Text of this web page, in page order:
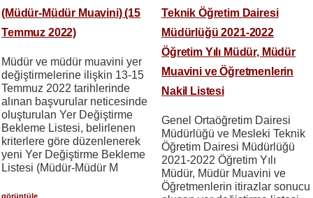
(Müdür-Müdür Muavini) (15
Temmuz 2022)
Müdür ve müdür muavini yer
değiştirmelerine ilişkin 13-15
Temmuz 2022 tarihlerinde
alınan başvurular neticesinde
oluşturulan Yer Değiştirme
Bekleme Listesi, belirlenen
kriterlere göre düzenlenerek
yeni Yer Değiştirme Bekleme
Listesi (Müdür-Müdür M
görüntüle
Teknik Öğretim Dairesi
Müdürlüğü 2021-2022
Öğretim Yılı Müdür, Müdür
Muavini ve Öğretmenlerin
Nakil Listesi
Genel Ortaöğretim Dairesi
Müdürlüğü ve Mesleki Teknik
Öğretim Dairesi Müdürlüğü
2021-2022 Öğretim Yılı
Müdür, Müdür Muavini ve
Öğretmenlerin itirazlar sonucu